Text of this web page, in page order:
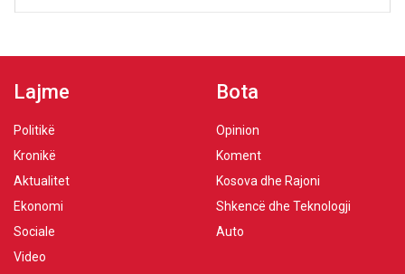
Lajme
Politikë
Kronikë
Aktualitet
Ekonomi
Sociale
Video
Bota
Opinion
Koment
Kosova dhe Rajoni
Shkencë dhe Teknologji
Auto